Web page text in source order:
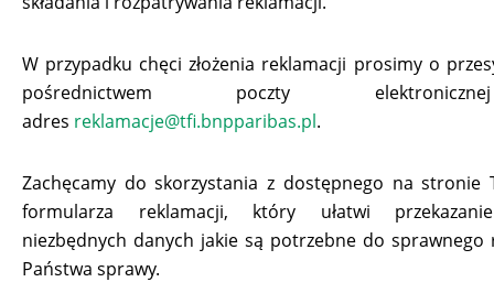
W przypadku chęci złożenia reklamacji prosimy o
pośrednictwem poczty
adres reklamacje@tfi.bnpparibas.pl.
Zachęcamy do skorzystania z dostępnego na stronie
formularza reklamacji, który ułatwi
niezbędnych danych jakie są potrzebne do sprawnego
Państwa sprawy.